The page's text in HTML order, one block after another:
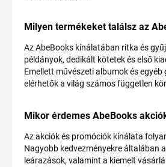
Milyen termékeket találsz az
Az AbeBooks kínálatában ritka és
példányok, dedikált kötetek és első
Emellett művészeti albumok és
elérhetők a világ számos független
Mikor érdemes AbeBooks
Az akciók és promóciók kínálata
Nagyobb kedvezményekre általában
leárazások, valamint a kiemelt